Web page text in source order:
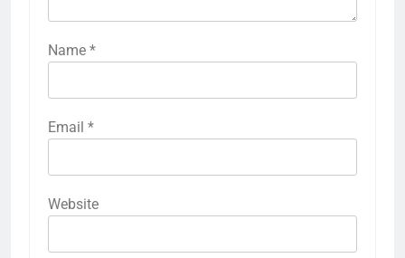
Name *
Email *
Website